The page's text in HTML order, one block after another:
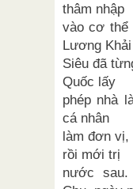
thâm nhập
vào cơ thể
Lương Khải
Siêu đã
Quốc lấy
phép nhà
cá nhân
làm đơn
rồi mới trị
nước